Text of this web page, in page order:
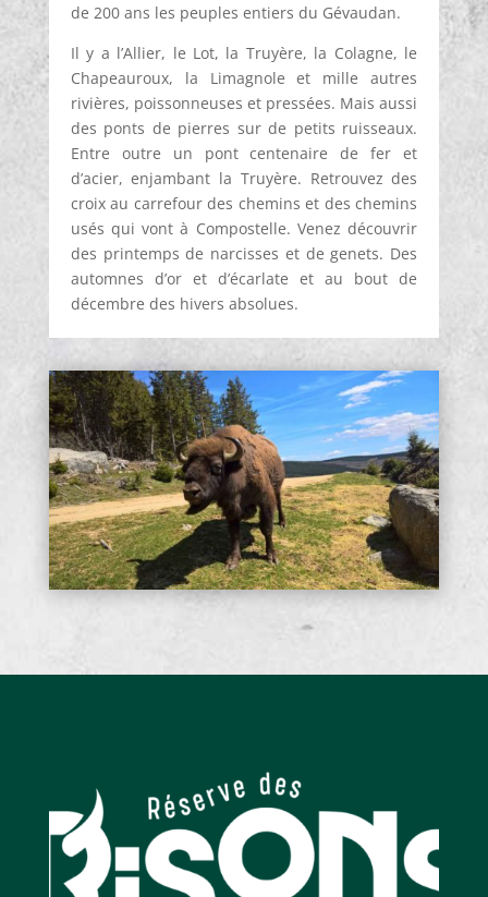
de 200 ans les peuples entiers du Gévaudan.
Il y a l’Allier, le Lot, la Truyère, la Colagne, le
Chapeauroux, la Limagnole et mille autres
rivières, poissonneuses et pressées. Mais aussi
des ponts de pierres sur de petits ruisseaux.
Entre outre un pont centenaire de fer et
d’acier, enjambant la Truyère. Retrouvez des
croix au carrefour des chemins et des chemins
usés qui vont à Compostelle. Venez découvrir
des printemps de narcisses et de genets. Des
automnes d’or et d’écarlate et au bout de
décembre des hivers absolues.